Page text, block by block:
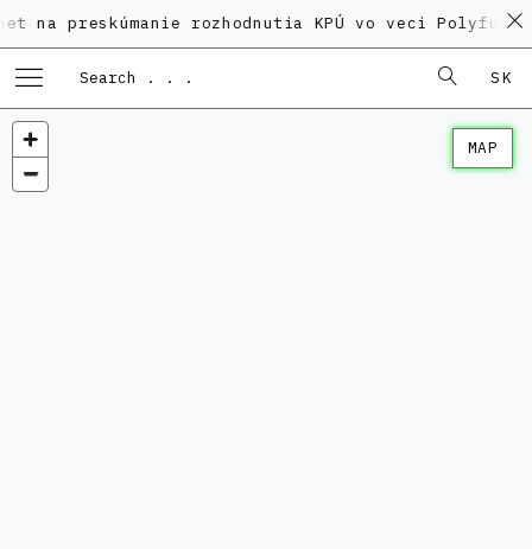
rozhodnutia KPÚ vo veci Polyfunkčného
SK
MAP